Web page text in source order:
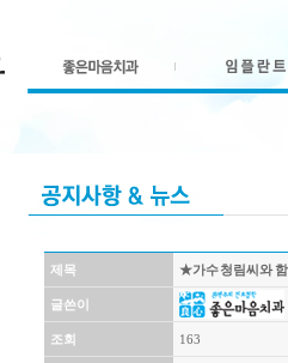
제목 ★가수 청림씨와
글쓴이
조회 163